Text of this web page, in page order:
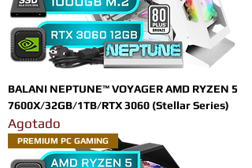
BALANI NEPTUNE™ VOYAGER AMD RYZEN 5
7600X/32GB/1TB/RTX 3060 (Stellar Series)
Agotado
PREMIUM PC GAMING